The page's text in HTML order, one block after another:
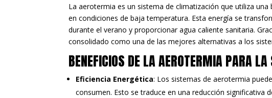
La aerotermia es un sistema de climatización que utiliza
en condiciones de baja temperatura. Esta energía se
durante el verano y proporcionar agua caliente sanitaria.
consolidado como una de las mejores alternativas a los
BENEFICIOS DE LA AEROTERMIA PARA
Eficiencia Energética: Los sistemas de aerotermia
consumen. Esto se traduce en una reducción significativa